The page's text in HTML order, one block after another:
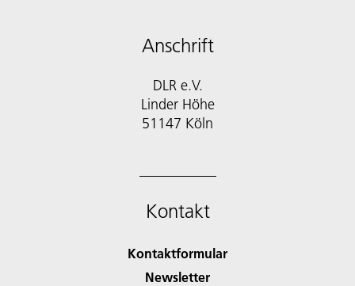
Anschrift
DLR e.V.
Linder Höhe
51147 Köln
Kontakt
Kontaktformular
Newsletter